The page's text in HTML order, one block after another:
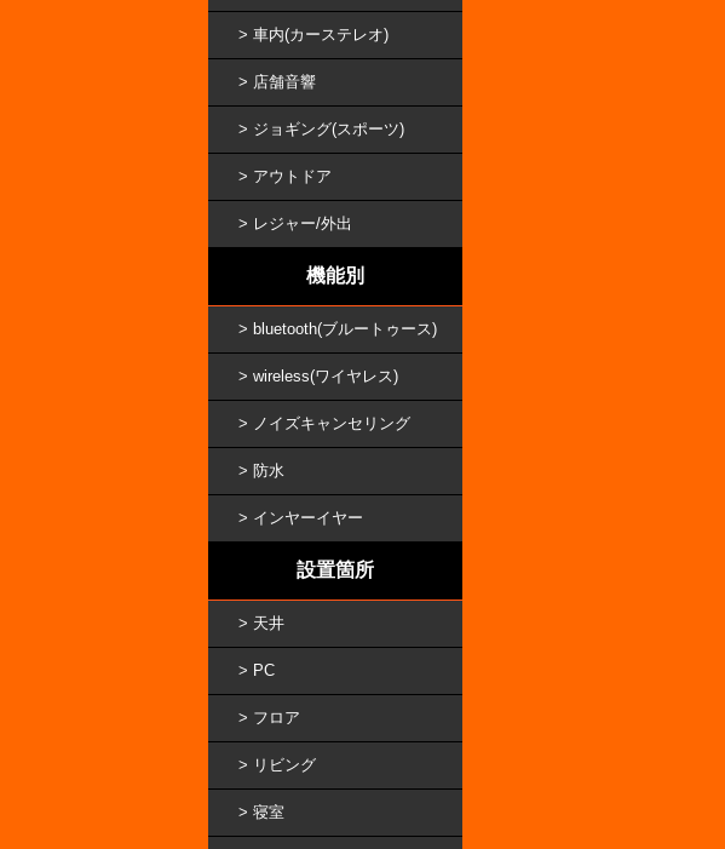
車内(カーステレオ)
店舗音響
ジョギング(スポーツ)
アウトドア
レジャー/外出
機能別
bluetooth(ブルートゥース)
wireless(ワイヤレス)
ノイズキャンセリング
防水
インヤーイヤー
設置箇所
天井
PC
フロア
リビング
寝室